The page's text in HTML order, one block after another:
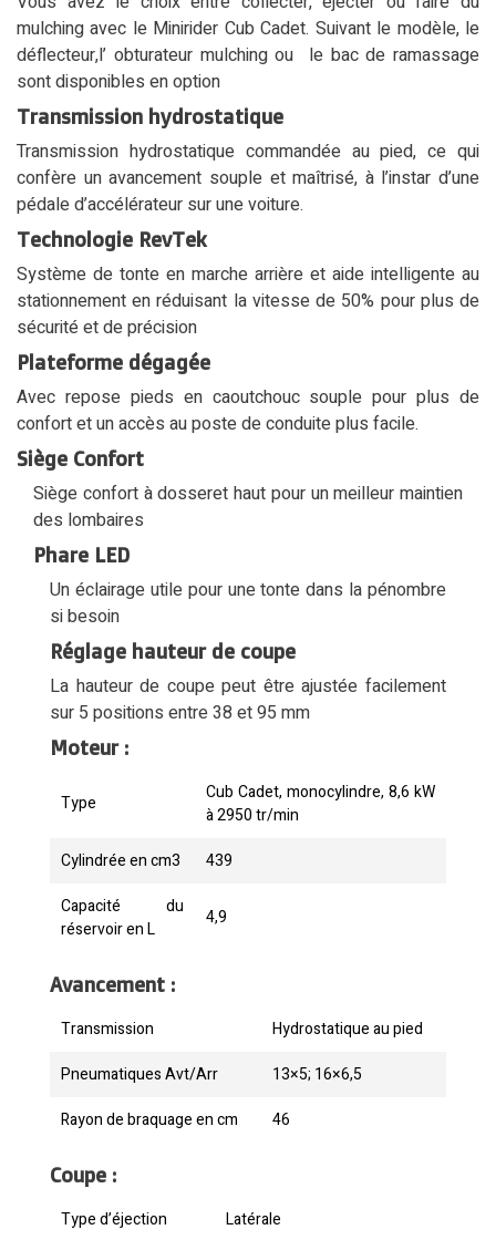
mulching avec le Minirider Cub Cadet. Suivant le modèle, le
déflecteur,l’ obturateur mulching ou le bac de ramassage
sont disponibles en option
Transmission hydrostatique
Transmission hydrostatique commandée au pied, ce qui
confère un avancement souple et maîtrisé, à l’instar d’une
pédale d’accélérateur sur une voiture.
Technologie RevTek
Système de tonte en marche arrière et aide intelligente au
stationnement en réduisant la vitesse de 50% pour plus de
sécurité et de précision
Plateforme dégagée
Avec repose pieds en caoutchouc souple pour plus de
confort et un accès au poste de conduite plus facile.
Siège Confort
Siège confort à dosseret haut pour un meilleur maintien
des lombaires
Phare LED
Un éclairage utile pour une tonte dans la pénombre
si besoin
Réglage hauteur de coupe
La hauteur de coupe peut être ajustée facilement
sur 5 positions entre 38 et 95 mm
Moteur :
Type
Cub Cadet, monocylindre, 8,6 kW
à 2950 tr/min
Cylindrée en cm3
439
Capacité du
réservoir en L
4,9
Avancement :
Transmission
Hydrostatique au pied
Pneumatiques Avt/Arr
13×5; 16×6,5
Rayon de braquage en cm
46
Coupe :
Type d’éjection Latérale